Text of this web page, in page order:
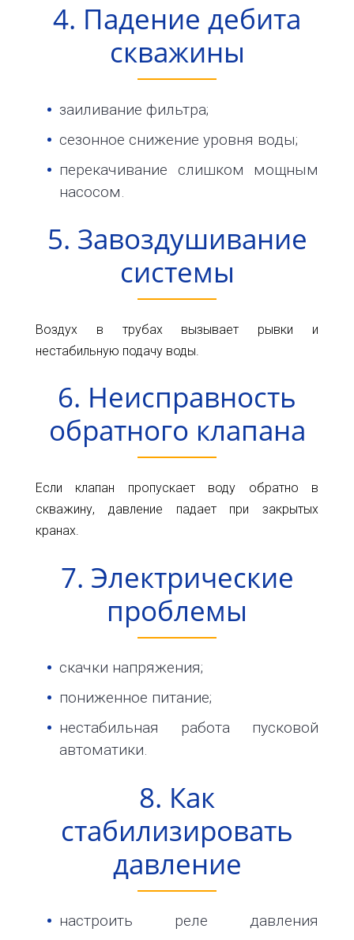
4. Падение дебита
скважины
заиливание фильтра;
сезонное снижение уровня воды;
перекачивание слишком мощным
насосом.
5. Завоздушивание
системы
Воздух в трубах вызывает рывки и
нестабильную подачу воды.
6. Неисправность
обратного клапана
Если клапан пропускает воду обратно в
скважину, давление падает при закрытых
кранах.
7. Электрические
проблемы
скачки напряжения;
пониженное питание;
нестабильная работа пусковой
автоматики.
8. Как
стабилизировать
давление
настроить реле давления